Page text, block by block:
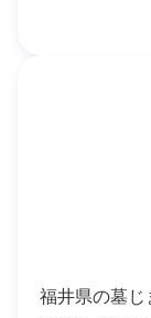
福井県の墓じ